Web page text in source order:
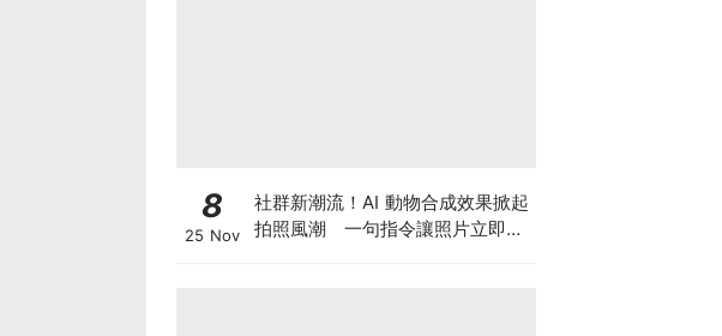
8
25 Nov
社群新潮流！AI 動物合成效果掀起
拍照風潮 一句指令讓照片立即升